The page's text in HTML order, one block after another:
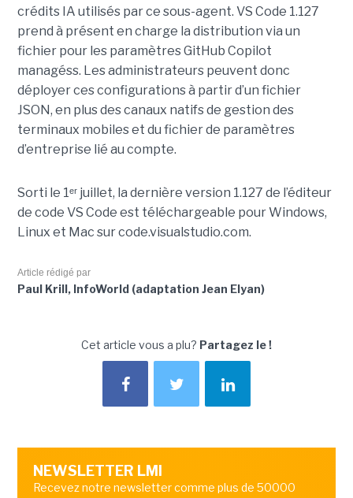
crédits IA utilisés par ce sous-agent. VS Code 1.127
prend à présent en charge la distribution via un
fichier pour les paramètres GitHub Copilot
managéss. Les administrateurs peuvent donc
déployer ces configurations à partir d’un fichier
JSON, en plus des canaux natifs de gestion des
terminaux mobiles et du fichier de paramètres
d’entreprise lié au compte.
Sorti le 1ᵉʳ juillet, la dernière version 1.127 de l’éditeur
de code VS Code est téléchargeable pour Windows,
Linux et Mac sur code.visualstudio.com.
Article rédigé par
Paul Krill, InfoWorld (adaptation Jean Elyan)
Cet article vous a plu? Partagez le !
NEWSLETTER LMI
Recevez notre newsletter comme plus de 50000